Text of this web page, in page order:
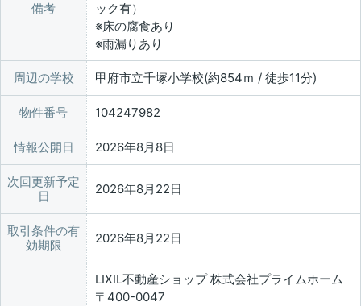
備考
ック有）
※床の腐食あり
※雨漏りあり
周辺の学校 甲府市立千塚小学校(約854ｍ / 徒歩11分)
物件番号 104247982
情報公開日 2026年8月8日
次回更新予定
日
2026年8月22日
取引条件の有
効期限
2026年8月22日
LIXIL不動産ショップ 株式会社プライムホーム
〒400-0047